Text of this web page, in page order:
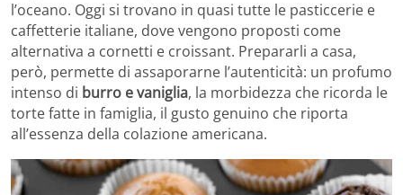
l’oceano. Oggi si trovano in quasi tutte le pasticcerie e
caffetterie italiane, dove vengono proposti come
alternativa a cornetti e croissant. Prepararli a casa,
però, permette di assaporarne l’autenticità: un profumo
intenso di burro e vaniglia, la morbidezza che ricorda le
torte fatte in famiglia, il gusto genuino che riporta
all’essenza della colazione americana.